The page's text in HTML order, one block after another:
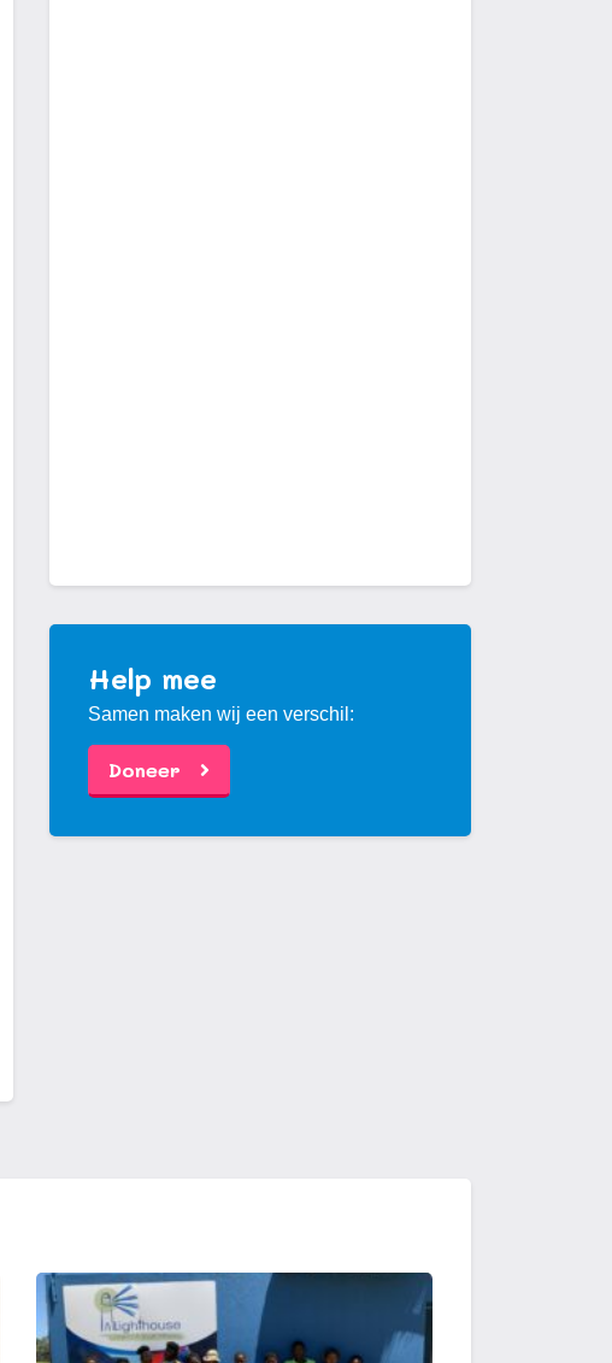
Help mee
Samen maken wij een verschil:
Doneer